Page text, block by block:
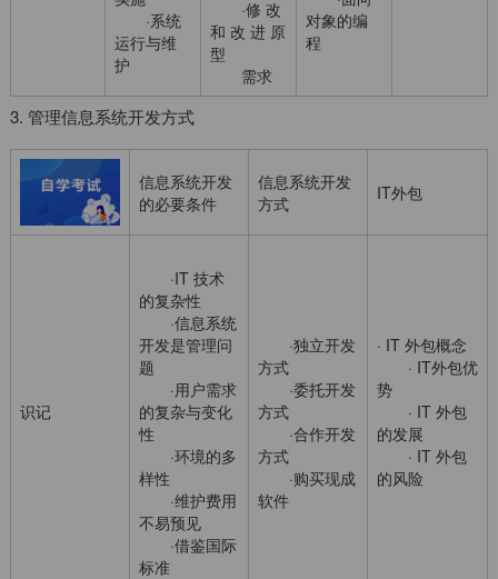
·系统
运行与维
护
·修 改
和 改 进 原
型
需求
对象的编
程
3. 管理信息系统开发方式
信息系统开发
的必要条件
信息系统开发
方式
IT外包
识记
·IT 技术
的复杂性
·信息系统
开发是管理问
题
·用户需求
的复杂与变化
性
·环境的多
样性
·维护费用
不易预见
·借鉴国际
标准
·独立开发
方式
·委托开发
方式
·合作开发
方式
·购买现成
软件
· IT 外包概念
· IT外包优
势
· IT 外包
的发展
· IT 外包
的风险